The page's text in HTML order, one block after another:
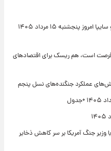
تغییر تند قیمت محصولات ایران‌خودرو و سایپا امروز پنجشنبه ۱۵ مرداد ۱۴۰۵
است، هم ریسک برای اقتصادهای
جنگ آمریکا بر سر کاهش ذخایر